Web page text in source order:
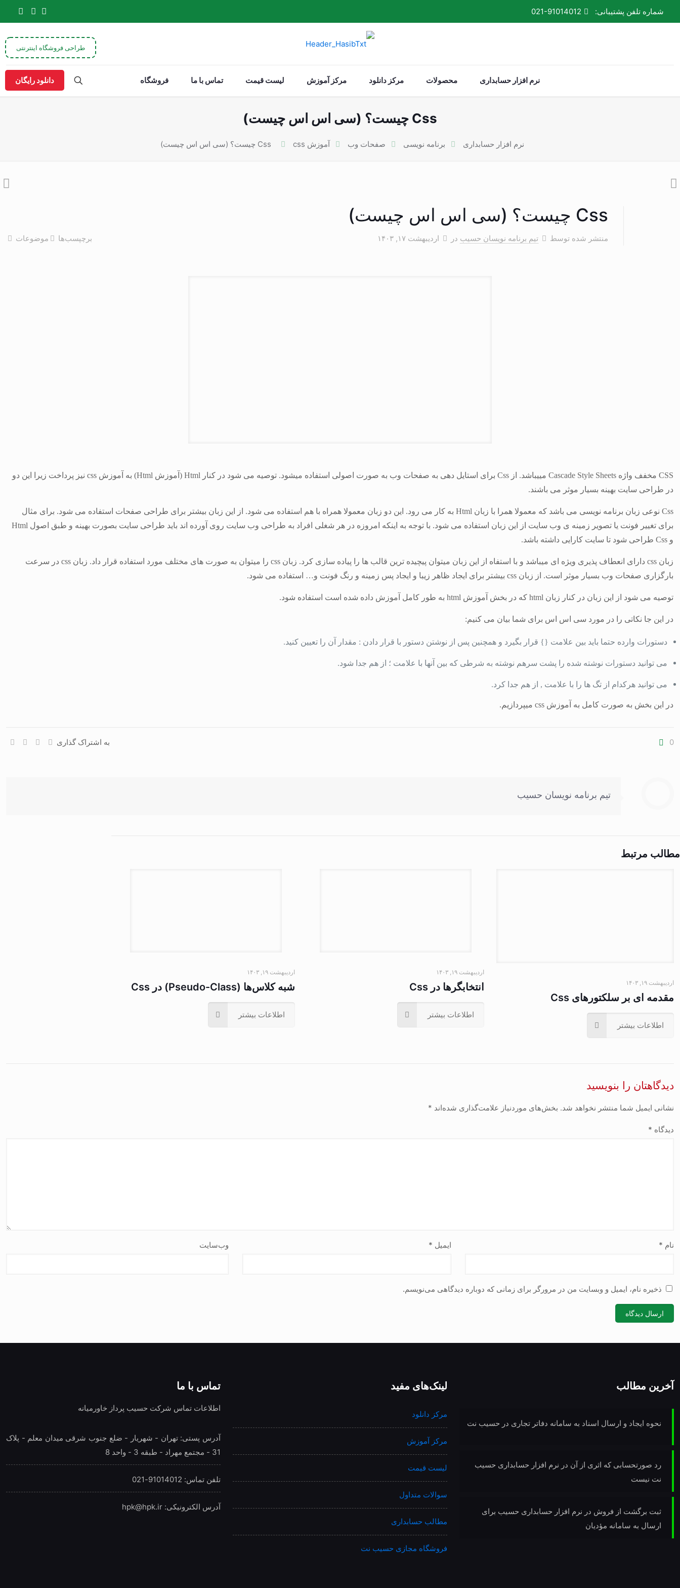
شماره تلفن پشتیبانی: 021-91014012
طراحی فروشگاه اینترنتی
نرم افزار حسابداری محصولات مرکز دانلود مرکز آموزش لیست قیمت تماس با ما فروشگاه دانلود رایگان
Css چیست؟ (سی اس اس چیست)
نرم افزار حسابداری برنامه نویسی صفحات وب آموزش css Css چیست؟ (سی اس اس چیست)
Css چیست؟ (سی اس اس چیست)
منتشر شده توسط تیم برنامه نویسان حسیب در اردیبهشت ۱۷, ۱۴۰۳ موضوعات برچپسب‌ها
CSS
مخفف واژه Cascade Style Sheets مییباشد. از Css برای استایل دهی به صفحات وب به صورت اصولی استفاده میشود. توصیه می شود در کنار Html (آموزش Html) به آموزش css نیز پرداخت زیرا این دو
در طراحی سایت بهینه بسیار موثر می باشند.
Css نوعی زبان برنامه نویسی می باشد که معمولا همرا با زبان Html به کار می رود. این دو زبان معمولا همراه با هم استفاده می شود. از این زبان بیشتر برای طراحی صفحات استفاده می شود. برای مثال
برای تغییر فونت یا تصویر زمینه ی وب سایت از این زبان استفاده می شود. با توجه به اینکه امروزه در هر شغلی افراد به طراحی وب سایت روی آورده اند باید طراحی سایت بصورت بهینه و طبق اصول Html
و Css طراحی شود تا سایت کارایی داشته باشد.
زبان css دارای انعطاف پذیری ویژه ای میباشد و با استفاه از این زبان میتوان پیچیده ترین قالب ها را پیاده سازی کرد.
زبان css را میتوان به صورت های مختلف مورد استفاده قرار داد. زبان css در سرعت
بارگزاری صفحات وب بسیار موثر است. از زبان css بیشتر برای ایجاد ظاهر زیبا و ایجاد پس زمینه و رنگ فونت و… استفاده می شود.
توصیه می شود از این زبان در کنار زبان html که در بخش آموزش html به طور کامل آموزش داده شده است استفاده شود.
در این جا نکاتی را در مورد سی اس اس برای شما بیان می کنیم:
دستورات وارده حتما باید بین علامت {} قرار بگیرد و همچنین پس از نوشتن دستور با قرار دادن : مقدار آن را تعیین کنید.
می توانید دستورات نوشته شده را پشت سرهم نوشته به شرطی که بین آنها با علامت ؛ از هم جدا شود.
می توانید هرکدام از تگ ها را با علامت , از هم جدا کرد.
در این بخش به صورت کامل به آموزش css میپردازیم.
به اشتراک گذاری 0
تیم برنامه نویسان حسیب
مطالب مرتبط
اردیبهشت ۱۹, ۱۴۰۳
مقدمه ای بر سلکتورهای Css
اطلاعات بیشتر
اردیبهشت ۱۹, ۱۴۰۳
انتخابگرها در Css
اطلاعات بیشتر
اردیبهشت ۱۹, ۱۴۰۳
شبه کلاس‌ها (Pseudo-Class) در Css
اطلاعات بیشتر
دیدگاهتان را بنویسید
نشانی ایمیل شما منتشر نخواهد شد. بخش‌های موردنیاز علامت‌گذاری شده‌اند *
دیدگاه *
نام * ایمیل * وب‌سایت
ذخیره نام، ایمیل و وبسایت من در مرورگر برای زمانی که دوباره دیدگاهی می‌نویسم.
آخرین مطالب
نحوه ایجاد و ارسال اسناد به سامانه دفاتر تجاری در حسیب نت
رد صورتحسابی که اثری از آن در نرم افزار حسابداری حسیب
نت نیست
ثبت برگشت از فروش در نرم افزار حسابداری حسیب برای
ارسال به سامانه مؤدیان
لینک‌های مفید
مرکز دانلود
مرکز آموزش
لیست قیمت
سوالات متداول
مطالب حسابداری
فروشگاه مجازی حسیب نت
تماس با ما
اطلاعات تماس شرکت حسیب پرداز خاورمیانه
آدرس پستی: تهران - شهريار - ضلع جنوب شرقی میدان معلم - پلاک
31 - مجتمع مهراد - طبقه 3 - واحد 8
تلفن‌ تماس: 91014012-021
آدرس الکترونیکی: hpk@hpk.ir